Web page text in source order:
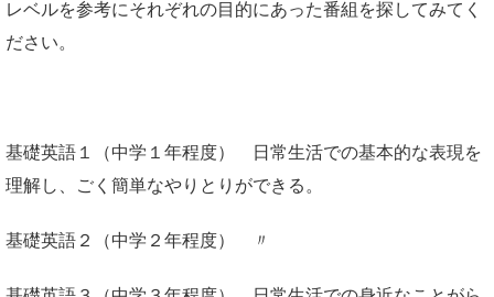
レベルを参考にそれぞれの目的にあった番組を探してみてく
ださい。
基礎英語１（中学１年程度） 日常生活での基本的な表現を
理解し、ごく簡単なやりとりができる。
基礎英語２（中学２年程度） 〃